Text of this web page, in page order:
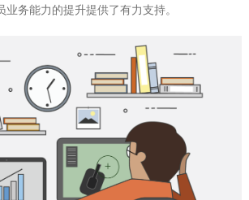
务能力的提升提供了有力支持。